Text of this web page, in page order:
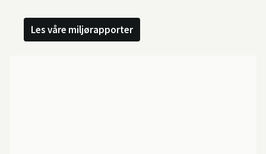
Les våre miljørapporter